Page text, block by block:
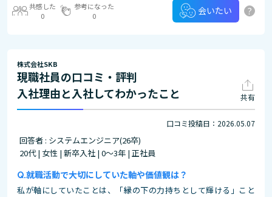
共感した
0
参考になった
0
会いたい ?
株式会社SKB
現職社員の口コミ・評判
入社理由と入社してわかったこと
共有
口コミ投稿日：2026.05.07
回答者 : システムエンジニア(26卒)
20代 | 女性 | 新卒入社 | 0～3年 | 正社員
就職活動で大切にしていた軸や価値観は？
私が軸にしていたことは、「縁の下の力持ちとして輝ける」こと